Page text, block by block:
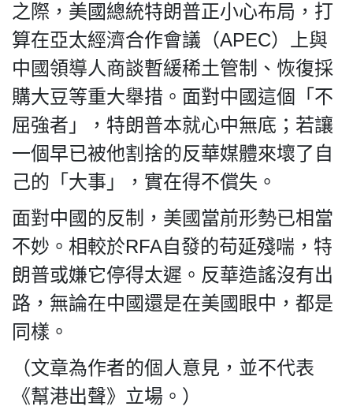
之際，美國總統特朗普正小心布局，打
算在亞太經濟合作會議（APEC）上與
中國領導人商談暫緩稀土管制、恢復採
購大豆等重大舉措。面對中國這個「不
屈強者」，特朗普本就心中無底；若讓
一個早已被他割捨的反華媒體來壞了自
己的「大事」，實在得不償失。
面對中國的反制，美國當前形勢已相當
不妙。相較於RFA自發的苟延殘喘，特
朗普或嫌它停得太遲。反華造謠沒有出
路，無論在中國還是在美國眼中，都是
同樣。
（文章為作者的個人意見，並不代表
《幫港出聲》立場。）